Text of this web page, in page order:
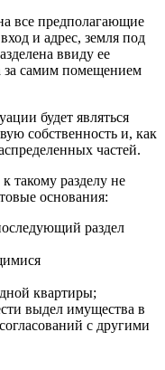
все предполагающие
и адрес, земля под
ввиду ее
самим помещением
будет являться
собственность и, как
частей.
такому разделу не
основания:
раздел
квартиры;
выдел имущества в
с другими